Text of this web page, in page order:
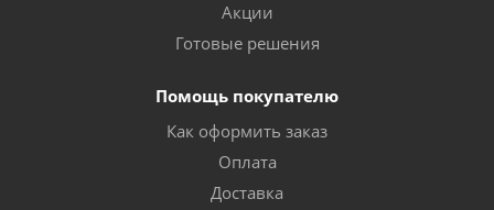
Акции
Готовые решения
Помощь покупателю
Как оформить заказ
Оплата
Доставка